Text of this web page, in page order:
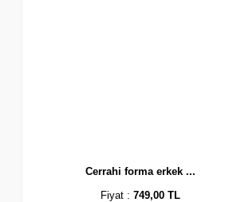
Cerrahi forma erkek ...
Fiyat :749,00 TL